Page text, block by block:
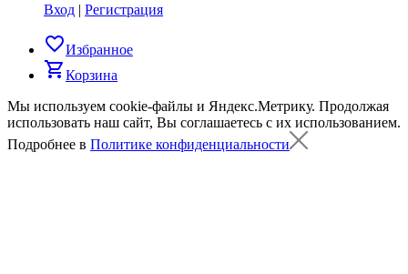
Вход | Регистрация
favorite_borderИзбранное
shopping_cartКорзина
Мы используем cookie-файлы и Яндекс.Метрику. Продолжая
использовать наш сайт, Вы соглашаетесь с их использованием.
Подробнее в Политике конфиденциальности